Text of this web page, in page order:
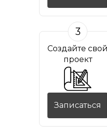
3
Создайте свой
проект
Записаться